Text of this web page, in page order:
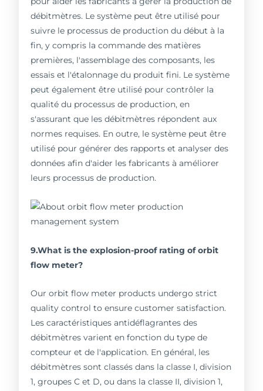
débitmètres. Le système peut être utilisé pour
suivre le processus de production du début à la
fin, y compris la commande des matières
premières, l'assemblage des composants, les
essais et l'étalonnage du produit fini. Le système
peut également être utilisé pour contrôler la
qualité du processus de production, en
s'assurant que les débitmètres répondent aux
normes requises. En outre, le système peut être
utilisé pour générer des rapports et analyser des
données afin d'aider les fabricants à améliorer
leurs processus de production.
9.What is the explosion-proof rating of orbit
flow meter?
Our orbit flow meter products undergo strict
quality control to ensure customer satisfaction.
Les caractéristiques antidéflagrantes des
débitmètres varient en fonction du type de
compteur et de l'application. En général, les
débitmètres sont classés dans la classe I, division
1, groupes C et D, ou dans la classe II, division 1,